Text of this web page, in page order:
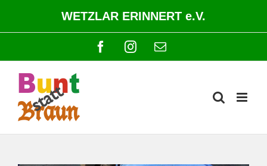
springen
WETZLAR ERINNERT e.V.
FacebookInstagram
E-
Mail